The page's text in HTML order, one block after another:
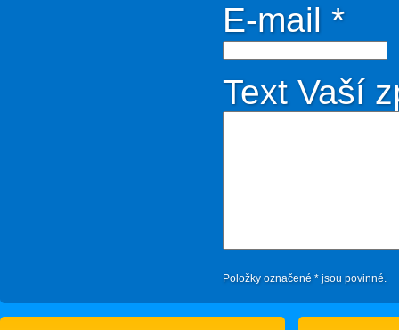
E-mail *
Text Vaší
Položky označené * jsou povinné.